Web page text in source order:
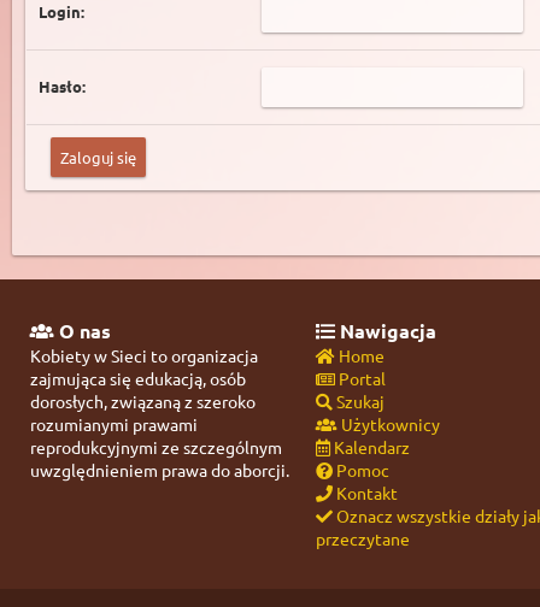
Login:
Hasło:
O nas
Kobiety w Sieci to organizacja
zajmująca się edukacją, osób
dorosłych, związaną z szeroko
rozumianymi prawami
reprodukcyjnymi ze szczególnym
uwzględnieniem prawa do aborcji.
Nawigacja
Home
Portal
Szukaj
Użytkownicy
Kalendarz
Pomoc
Kontakt
Oznacz wszystkie działy
przeczytane